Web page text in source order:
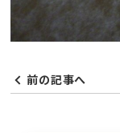
前の記事へ